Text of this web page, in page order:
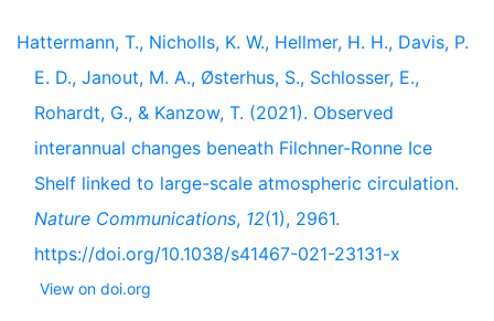
Hattermann, T., Nicholls, K. W., Hellmer, H. H., Davis, P.
E. D., Janout, M. A., Østerhus, S., Schlosser, E.,
Rohardt, G., & Kanzow, T. (2021). Observed
interannual changes beneath Filchner-Ronne Ice
Shelf linked to large-scale atmospheric circulation.
Nature Communications, 12(1), 2961.
https://doi.org/10.1038/s41467-021-23131-x
View on doi.org